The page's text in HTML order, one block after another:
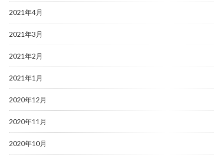
2021年4月
2021年3月
2021年2月
2021年1月
2020年12月
2020年11月
2020年10月